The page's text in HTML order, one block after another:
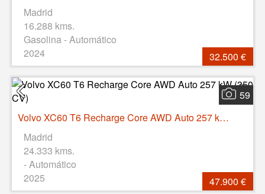
Madrid
16.288 kms.
Gasolina - Automático
2024
32.500 €
59
Volvo XC60 T6 Recharge Core AWD Auto 257 kW (350 CV)
Madrid
24.333 kms.
- Automático
2025
47.900 €